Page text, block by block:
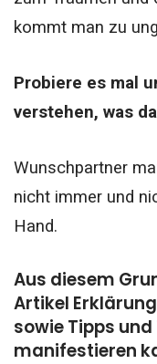
kommt man zu
Probiere es mal
verstehen, was
Wunschpartner
nicht immer und
Hand.
Aus diesem
Artikel
sowie Tipps
manifestieren